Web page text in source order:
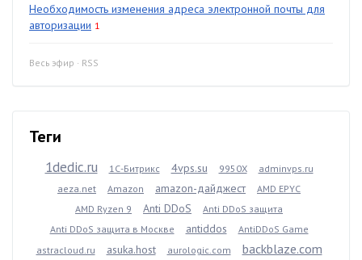
Необходимость изменения адреса электронной почты для
авторизации 1
Весь эфир · RSS
Теги
1dedic.ru 1С-Битрикс 4vps.su 9950X
adminvps.ru
aeza.net
Amazon amazon-дайджест
AMD EPYC
AMD Ryzen 9
Anti DDoS
Anti DDoS защита
Anti DDoS защита в Москве
antiddos
AntiDDoS Game
astracloud.ru
asuka.host aurologic.com backblaze.com